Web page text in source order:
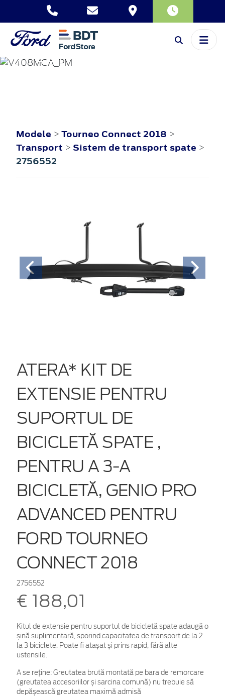
TOURNEO
CONNECT
Modele > Tourneo Connect 2018 >
Transport > Sistem de transport spate >
2756552
ATERA* KIT DE
EXTENSIE PENTRU
SUPORTUL DE
BICICLETĂ SPATE ,
PENTRU A 3-A
BICICLETĂ, GENIO PRO
ADVANCED PENTRU
FORD TOURNEO
CONNECT 2018
2756552
€ 188,01
Kitul de extensie pentru suportul de bicicletă spate adaugă o
șină suplimentară, sporind capacitatea de transport de la 2
la 3 biciclete. Poate fi atașat și prins rapid, fără alte
ustensile.
A se reține: Greutatea brută montată pe bara de remorcare
(greutatea accesoriilor și sarcina comună) nu trebuie să
depășească greutatea maximă admisă